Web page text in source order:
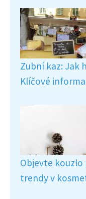
Zubní kaz: Jak
Klíčové
Objevte kouzlo
trendy v